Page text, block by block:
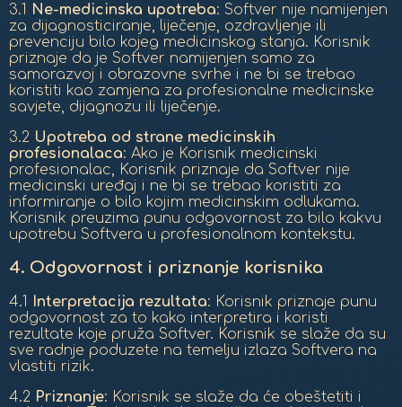
3.1 Ne-medicinska upotreba: Softver nije namijenjen
za dijagnosticiranje, liječenje, ozdravljenje ili
prevenciju bilo kojeg medicinskog stanja. Korisnik
priznaje da je Softver namijenjen samo za
samorazvoj i obrazovne svrhe i ne bi se trebao
koristiti kao zamjena za profesionalne medicinske
savjete, dijagnozu ili liječenje.
3.2 Upotreba od strane medicinskih
profesionalaca: Ako je Korisnik medicinski
profesionalac, Korisnik priznaje da Softver nije
medicinski uređaj i ne bi se trebao koristiti za
informiranje o bilo kojim medicinskim odlukama.
Korisnik preuzima punu odgovornost za bilo kakvu
upotrebu Softvera u profesionalnom kontekstu.
4. Odgovornost i priznanje korisnika
4.1 Interpretacija rezultata: Korisnik priznaje punu
odgovornost za to kako interpretira i koristi
rezultate koje pruža Softver. Korisnik se slaže da su
sve radnje poduzete na temelju izlaza Softvera na
vlastiti rizik.
4.2 Priznanje: Korisnik se slaže da će obeštetiti i